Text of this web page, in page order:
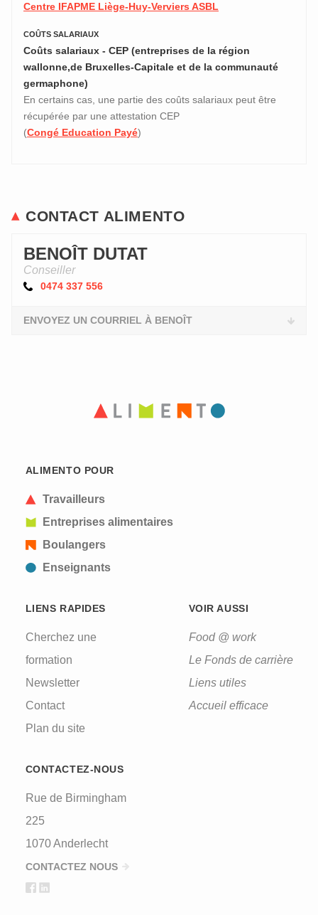
Centre IFAPME Liège-Huy-Verviers ASBL
COÛTS SALARIAUX
Coûts salariaux - CEP (entreprises de la région
wallonne,de Bruxelles-Capitale et de la communauté
germaphone)
En certains cas, une partie des coûts salariaux peut être
récupérée par une attestation CEP
(Congé Education Payé)
CONTACT ALIMENTO
BENOÎT DUTAT
Conseiller
0474 337 556
ENVOYEZ UN COURRIEL À BENOÎT
ALIMENTO POUR
Travailleurs
Entreprises alimentaires
Boulangers
Enseignants
LIENS RAPIDES
Cherchez une
formation
Newsletter
Contact
Plan du site
VOIR AUSSI
Food @ work
Le Fonds de carrière
Liens utiles
Accueil efficace
CONTACTEZ-NOUS
Rue de Birmingham
225
1070 Anderlecht
CONTACTEZ NOUS